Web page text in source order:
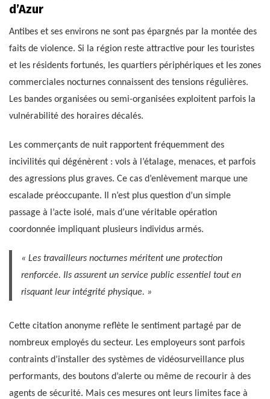
d’Azur
Antibes et ses environs ne sont pas épargnés par la montée des
faits de violence. Si la région reste attractive pour les touristes
et les résidents fortunés, les quartiers périphériques et les zones
commerciales nocturnes connaissent des tensions régulières.
Les bandes organisées ou semi-organisées exploitent parfois la
vulnérabilité des horaires décalés.
Les commerçants de nuit rapportent fréquemment des
incivilités qui dégénèrent : vols à l’étalage, menaces, et parfois
des agressions plus graves. Ce cas d’enlèvement marque une
escalade préoccupante. Il n’est plus question d’un simple
passage à l’acte isolé, mais d’une véritable opération
coordonnée impliquant plusieurs individus armés.
« Les travailleurs nocturnes méritent une protection
renforcée. Ils assurent un service public essentiel tout en
risquant leur intégrité physique. »
Cette citation anonyme reflète le sentiment partagé par de
nombreux employés du secteur. Les employeurs sont parfois
contraints d’installer des systèmes de vidéosurveillance plus
performants, des boutons d’alerte ou même de recourir à des
agents de sécurité. Mais ces mesures ont leurs limites face à